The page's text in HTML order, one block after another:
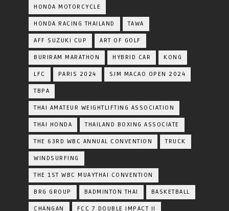
HONDA MOTORCYCLE
HONDA RACING THAILAND TAWA
AFF SUZUKI CUP ART OF GOLF
BURIRAM MARATHON HYBRID CAR KONG
LFC PARIS 2024 SJM MACAO OPEN 2024
TBPA
THAI AMATEUR WEIGHTLIFTING ASSOCIATION
THAI HONDA THAILAND BOXING ASSOCIATE
THE 63RD WBC ANNUAL CONVENTION TRUCK
WINDSURFING
THE 1ST WBC MUAYTHAI CONVENTION
BRG GROUP BADMINTON THAI BASKETBALL
CHANGAN FCC 7 DOUBLE IMPACT II